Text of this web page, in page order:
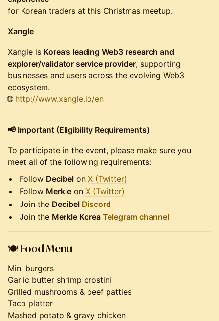
for Korean traders at this Christmas meetup.
Xangle
Xangle is Korea’s leading Web3 research and
explorer/validator service provider, supporting
businesses and users across the evolving Web3
ecosystem.
🌐 http://www.xangle.io/en
📢 Important (Eligibility Requirements)
To participate in the event, please make sure you
meet all of the following requirements:
Follow Decibel on X (Twitter)
Follow Merkle on X (Twitter)
Join the Decibel Discord
Join the Merkle Korea Telegram channel
🍽 Food Menu
Mini burgers
Garlic butter shrimp crostini
Grilled mushrooms & beef patties
Taco platter
Mashed potato & gravy chicken